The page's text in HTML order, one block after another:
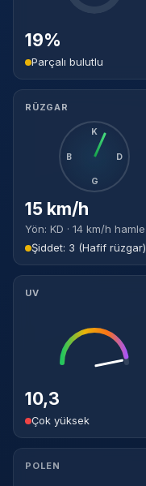
19%
Parçalı bulutlu
RÜZGAR
K
D
G
B
15 km/h
Yön: KD · 14 km/h hamle
Şiddet: 3 (Hafif rüzgar)
UV
10,3
Çok yüksek
POLEN